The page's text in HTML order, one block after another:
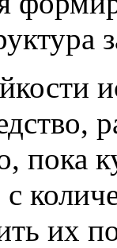
пока
с
их